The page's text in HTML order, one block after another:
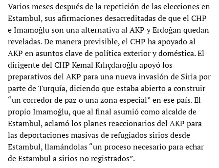
Varios meses después de la repetición de las elecciones en
Estambul, sus afirmaciones desacreditadas de que el CHP
e İmamoğlu son una alternativa al AKP y Erdoğan quedan
reveladas. De manera previsible, el CHP ha apoyado al
AKP en asuntos clave de política exterior y doméstica. El
dirigente del CHP Kemal Kılıçdaroğlu apoyó los
preparativos del AKP para una nueva invasión de Siria por
parte de Turquía, diciendo que estaba abierto a construir
“un corredor de paz o una zona especial” en ese país. El
propio İmamoğlu, que al final asumió como alcalde de
Estambul, aclamó los planes reaccionarios del AKP para
las deportaciones masivas de refugiados sirios desde
Estambul, llamándolas “un proceso necesario para echar
de Estambul a sirios no registrados”.